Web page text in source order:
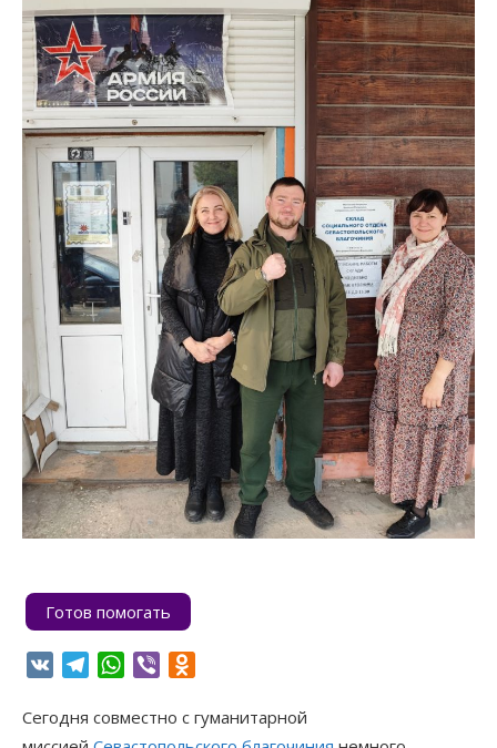
Готов помогать
VK TelegramWhatsApp
Viber
Сегодня совместно с гуманитарной